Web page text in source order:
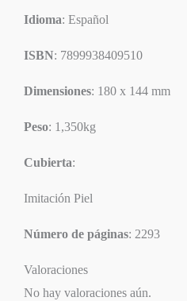
Idioma: Español
ISBN: 7899938409510
Dimensiones: 180 x 144 mm
Peso: 1,350kg
Cubierta:
Imitación Piel
Número de páginas: 2293
Valoraciones
No hay valoraciones aún.